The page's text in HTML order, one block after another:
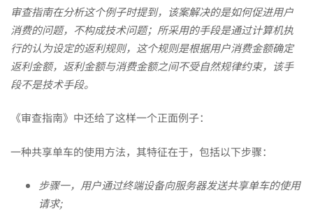
机
程
序
审查指南在分析这个例子时提到，该案解决的是如何促进用户
消费的问题，不构成技术问题；所采用的手段是通过计算机执
行的认为设定的返利规则，这个规则是根据用户消费金额确定
返利金额，返利金额与消费金额之间不受自然规律约束，该手
段不是技术手段。
《审查指南》中还给了这样一个正面例子：
一种共享单车的使用方法，其特征在于，包括以下步骤：
步骤一，用户通过终端设备向服务器发送共享单车的使用
请求;